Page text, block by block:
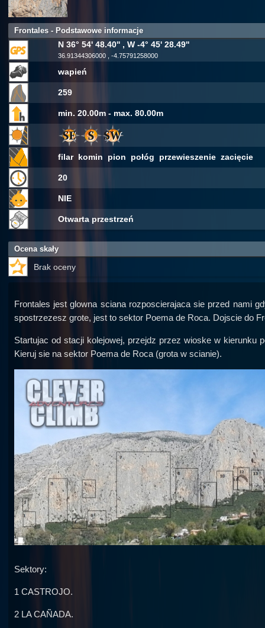
Frontales - Podstawowe informacje
N 36° 54' 48.40'' , W -4° 45' 28.49''
36.91344306000 , -4.75791258000
wapień
259
min. 20.00m - max. 80.00m
filar komin pion połóg przewieszenie zacięcie
20
NIE
Otwarta przestrzeń
Ocena skały
Brak oceny
Frontales jest glowna sciana rozposcierajaca sie przed nami
spostrzezesz grote, jest to sektor Poema de Roca. Dojscie do
Startujac od stacji kolejowej, przejdz przez wioske w kierunku
Kieruj sie na sektor Poema de Roca (grota w scianie).
Sektory:
1 CASTROJO.
2 LA CAÑADA.